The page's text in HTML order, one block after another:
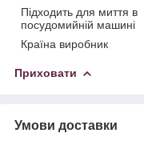
Підходить для миття в
посудомийній машині
Країна виробник
Приховати
Умови доставки